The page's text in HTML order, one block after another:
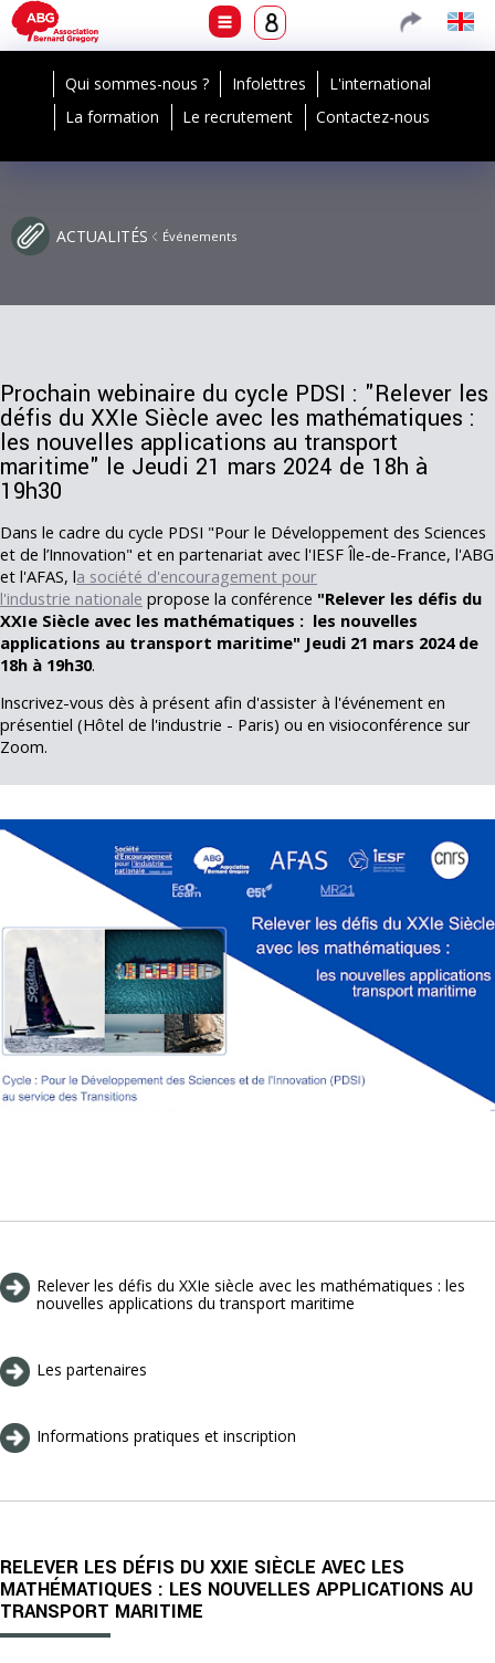
Qui sommes-nous ? Infolettres
L'international
La formation
Le recrutement Contactez-nous
ACTUALITÉS Événements
Prochain webinaire du cycle PDSI : "Relever les
défis du XXIe Siècle avec les mathématiques :
les nouvelles applications au transport
maritime" le Jeudi 21 mars 2024 de 18h à
19h30
Dans le cadre du cycle PDSI "Pour le Développement des Sciences
et de l’Innovation" et en partenariat avec l'IESF Île-de-France, l'ABG
et l'AFAS, la société d'encouragement pour
l'industrie nationale propose la conférence "Relever les défis du
XXIe Siècle avec les mathématiques : les nouvelles
applications au transport maritime" Jeudi 21 mars 2024 de
18h à 19h30.
Inscrivez-vous dès à présent afin d'assister à l'événement en
présentiel (Hôtel de l'industrie - Paris) ou en visioconférence sur
Zoom.
Relever les défis du XXIe siècle avec les mathématiques : les
nouvelles applications du transport maritime
Les partenaires
Informations pratiques et inscription
RELEVER LES DÉFIS DU XXIE SIÈCLE AVEC LES
MATHÉMATIQUES : LES NOUVELLES APPLICATIONS AU
TRANSPORT MARITIME